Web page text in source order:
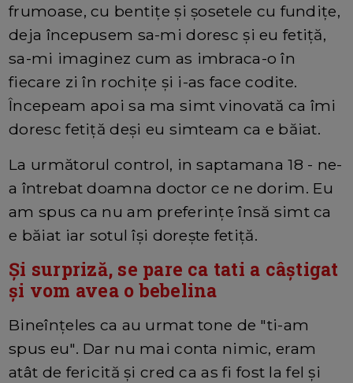
frumoase, cu bentițe și șosetele cu fundițe,
deja începusem sa-mi doresc și eu fetiță,
sa-mi imaginez cum as imbraca-o în
fiecare zi în rochițe și i-as face codite.
Începeam apoi sa ma simt vinovată ca îmi
doresc fetiță deși eu simteam ca e băiat.
La următorul control, in saptamana 18 - ne-
a întrebat doamna doctor ce ne dorim. Eu
am spus ca nu am preferințe însă simt ca
e băiat iar sotul își dorește fetiță.
Și surpriză, se pare ca tati a câștigat
și vom avea o bebelina
Bineînțeles ca au urmat tone de "ti-am
spus eu". Dar nu mai conta nimic, eram
atât de fericită și cred ca as fi fost la fel și